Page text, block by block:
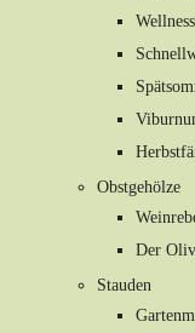
Obstgehölze
Der
Stauden